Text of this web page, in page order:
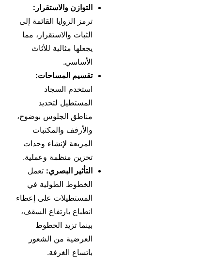
التوازن والاستقرار:
ترمز الزوايا القائمة إلى
الثبات والاستقرار، مما
يجعلها مثالية للأثاث
الأساسي.
تقسيم المساحات:
استخدم السجاد
المستطيل لتحديد
مناطق الجلوس بوضوح،
والأرفف والمكتبات
المربعة لإنشاء وحدات
تخزين منظمة وعملية.
التأثير البصري: تعمل
الخطوط الطولية في
المستطيلات على إعطاء
انطباع بارتفاع السقف،
بينما تزيد الخطوط
العرضية من الشعور
باتساع الغرفة.